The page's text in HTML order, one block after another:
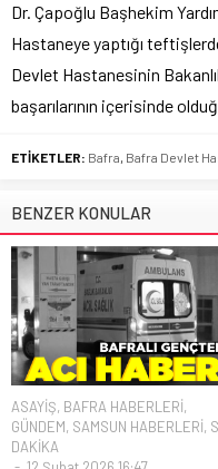
Dr. Çapoğlu Başhekim
Hastaneye yaptığı
Devlet Hastanesinin
başarılarının içerisinde
ETİKETLER: Bafra, Bafra Devlet
BENZER KONULAR
ASAYİŞ, BAFRA HABERLERİ,
GÜNDEM, SAMSUN HABERLERİ,
DAKİKA